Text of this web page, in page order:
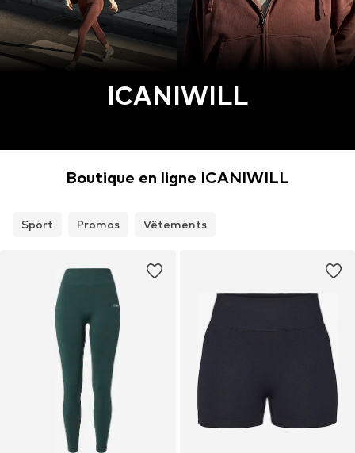
ICANIWILL
Boutique en ligne ICANIWILL
Sport Promos Vêtements